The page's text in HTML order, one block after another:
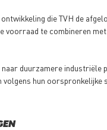
ontwikkeling die TVH de
voorraad te combineren
duurzamere
hun